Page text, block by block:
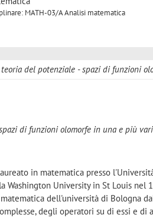
MATH-03/A Analisi matematica
teoria del potenziale spazi di funzioni
di funzioni olomorfe in una e più
in matematica presso
Washington University in St Louis
dell'università di Bologna
degli operatori su di essi e